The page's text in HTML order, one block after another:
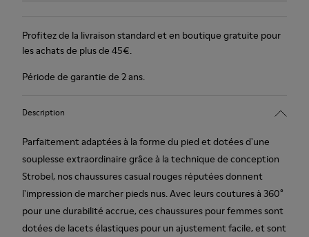
Profitez de la livraison standard et en boutique gratuite pour
les achats de plus de 45€.
Période de garantie de 2 ans.
Description
Parfaitement adaptées à la forme du pied et dotées d'une
souplesse extraordinaire grâce à la technique de conception
Strobel, nos chaussures casual rouges réputées donnent
l'impression de marcher pieds nus. Avec leurs coutures à 360°
pour une durabilité accrue, ces chaussures pour femmes sont
dotées de lacets élastiques pour un ajustement facile, et sont